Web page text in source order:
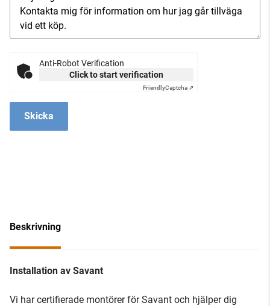
Anti-Robot Verification
Click to start verification
FriendlyCaptcha ⇗
Skicka
Beskrivning
Installation av Savant
Vi har certifierade montörer för Savant och hjälper dig